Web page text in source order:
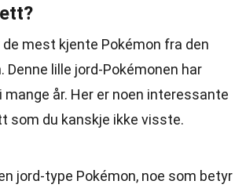
de mest kjente Pokémon fra den
Denne lille jord-Pokémonen har
år. Her er noen interessante
som du kanskje ikke visste.
jord-type Pokémon, noe som betyr